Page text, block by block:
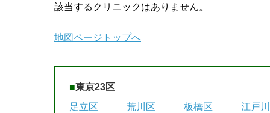
該当するクリニックはありません。
地図ページトップへ
■東京23区
足立区
荒川区 板橋区 江戸